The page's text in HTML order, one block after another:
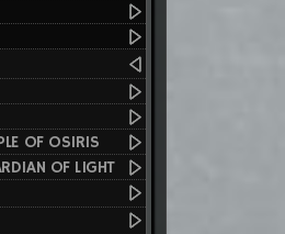
OF OSIRIS
OF LIGHT